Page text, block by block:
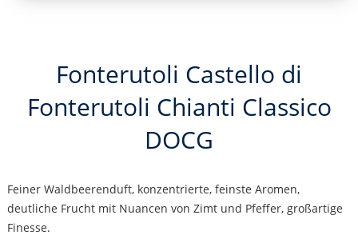
Fonterutoli Castello di
Fonterutoli Chianti Classico
DOCG
Feiner Waldbeerenduft, konzentrierte, feinste Aromen,
deutliche Frucht mit Nuancen von Zimt und Pfeffer, großartige
Finesse.